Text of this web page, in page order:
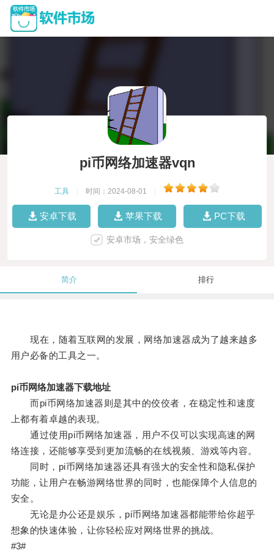
pi币网络加速器vqn
工具 时间：2024-08-01
安卓下载 苹果下载 PC下载
安卓市场，安全绿色
简介 排行
现在，随着互联网的发展，网络加速器成为了越来越多
用户必备的工具之一。
pi币网络加速器下载地址
而pi币网络加速器则是其中的佼佼者，在稳定性和速度
上都有着卓越的表现。
通过使用pi币网络加速器，用户不仅可以实现高速的网
络连接，还能够享受到更加流畅的在线视频、游戏等内容。
同时，pi币网络加速器还具有强大的安全性和隐私保护
功能，让用户在畅游网络世界的同时，也能保障个人信息的
安全。
无论是办公还是娱乐，pi币网络加速器都能带给你超乎
想象的快速体验，让你轻松应对网络世界的挑战。
#3#